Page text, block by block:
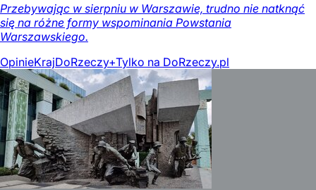
Przebywając w sierpniu w Warszawie, trudno nie natknąć
się na różne formy wspominania Powstania
Warszawskiego.
OpinieKrajDoRzeczy+Tylko na DoRzeczy.pl